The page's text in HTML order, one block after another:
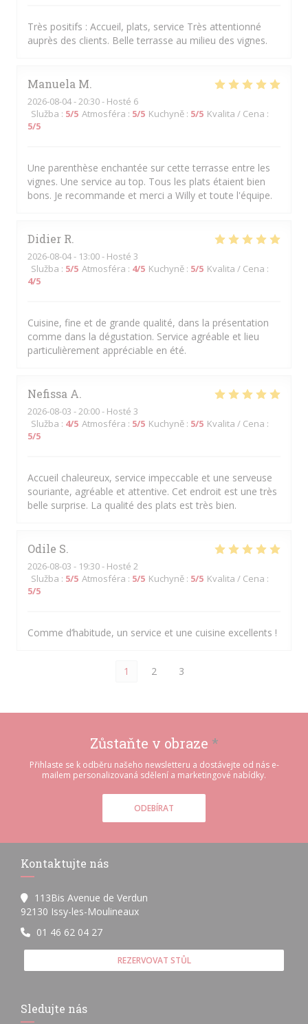
Très positifs : Accueil, plats, service Très attentionné
auprès des clients. Belle terrasse au milieu des vignes.
Manuela M
2026-08-04- 20:30 - Hosté 6
Služba : 5/5 Atmosféra : 5/5 Kuchyně : 5/5 Kvalita / Cena :
5/5
Une parenthèse enchantée sur cette terrasse entre les
vignes. Une service au top. Tous les plats étaient bien
bons. Je recommande et merci a Willy et toute l'équipe.
Didier R
2026-08-04- 13:00 - Hosté 3
Služba : 5/5 Atmosféra : 4/5 Kuchyně : 5/5 Kvalita / Cena :
4/5
Cuisine, fine et de grande qualité, dans la présentation
comme dans la dégustation. Service agréable et lieu
particulièrement appréciable en été.
Nefissa A
2026-08-03 - 20:00 - Hosté 3
Služba : 4/5 Atmosféra : 5/5 Kuchyně : 5/5 Kvalita / Cena :
5/5
Accueil chaleureux, service impeccable et une serveuse
souriante, agréable et attentive. Cet endroit est une très
belle surprise. La qualité des plats est très bien.
Odile S
2026-08-03 - 19:30 - Hosté 2
Služba : 5/5 Atmosféra : 5/5 Kuchyně : 5/5 Kvalita / Cena :
5/5
Comme d’habitude, un service et une cuisine excellents !
1 2 3
Zůstaňte v obraze *
Přihlaste se k odběru našeho newsletteru a dostávejte od nás e-
mailem personalizovaná sdělení a marketingové nabídky.
ODEBÍRAT
Kontaktujte nás
113Bis Avenue de Verdun
92130 Issy-les-Moulineaux((otevře se v novém okně))
01 46 62 04 27
REZERVOVAT STŮL
Sledujte nás